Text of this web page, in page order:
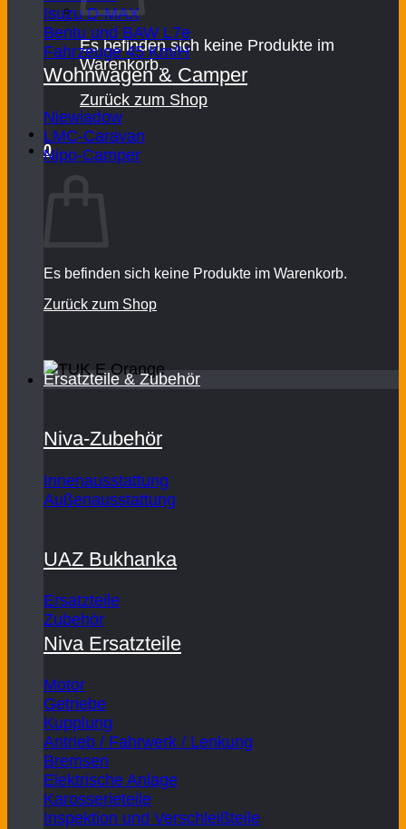
Es befinden sich keine Produkte im
Warenkorb.
Zurück zum Shop
0
Warenkorb
Es befinden sich keine Produkte im Warenkorb.
Zurück zum Shop
Isuzu D-MAX
Bentu und BAW L7e
Fahrzeuge 45 Km/H
Wohnwagen & Camper
Niewiadow
LMC-Caravan
Nipo-Camper
Ersatzteile & Zubehör
Niva-Zubehör
Innenausstattung
Außenausstattung
UAZ Bukhanka
Ersatzteile
Zubehör
Niva Ersatzteile
Motor
Getriebe
Kupplung
Antrieb / Fahrwerk / Lenkung
Bremsen
Elektrische Anlage
Karosserieteile
Inspektion und Verschleißteile